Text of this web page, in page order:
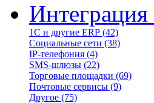
Интеграция
1С и другие ERP (42)
Социальные сети (38)
IP-телефония (4)
SMS-шлюзы (22)
Торговые площадки (69)
Почтовые сервисы (9)
Другое (75)